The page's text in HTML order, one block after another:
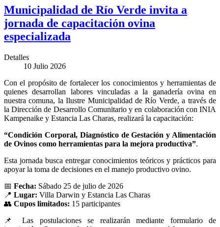
Municipalidad de Río Verde invita a
jornada de capacitación ovina
especializada
Detalles
10 Julio 2026
Con el propósito de fortalecer los conocimientos y herramientas de
quienes desarrollan labores vinculadas a la ganadería ovina en
nuestra comuna, la Ilustre Municipalidad de Río Verde, a través de
la Dirección de Desarrollo Comunitario y en colaboración con INIA
Kampenaike y Estancia Las Charas, realizará la capacitación:
“Condición Corporal, Diagnóstico de Gestación y Alimentación
de Ovinos como herramientas para la mejora productiva”.
Esta jornada busca entregar conocimientos teóricos y prácticos para
apoyar la toma de decisiones en el manejo productivo ovino.
📅 Fecha: Sábado 25 de julio de 2026
📍 Lugar: Villa Darwin y Estancia Las Charas
👥 Cupos limitados: 15 participantes
📌
Las postulaciones se realizarán mediante formulario de